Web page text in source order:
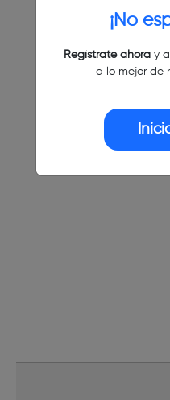
¡No
Regístrate ahoray
a lo mejor de